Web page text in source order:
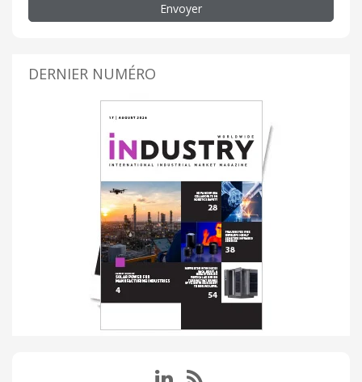
Envoyer
DERNIER NUMÉRO